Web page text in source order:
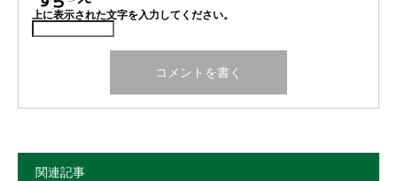
上に表示された文字を入力してください。
関連記事